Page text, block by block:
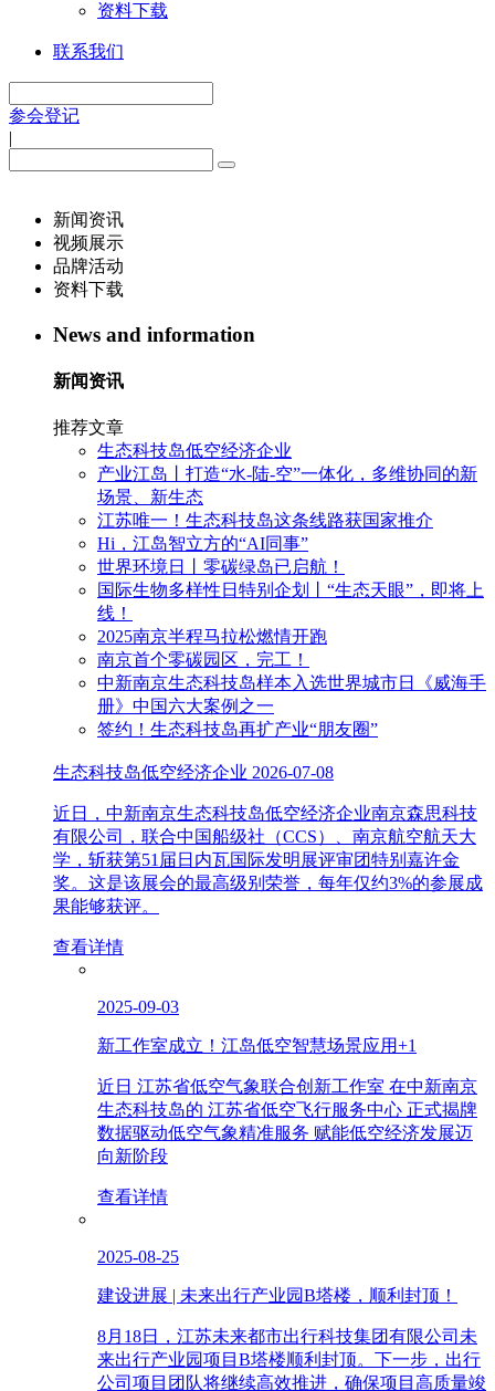
资料下载
联系我们
参会登记
|
新闻资讯
视频展示
品牌活动
资料下载
News and information
新闻资讯
推荐文章
生态科技岛低空经济企业
产业江岛丨打造“水-陆-空”一体化，多维协同的新
场景、新生态
江苏唯一！生态科技岛这条线路获国家推介
Hi，江岛智立方的“AI同事”
世界环境日丨零碳绿岛已启航！
国际生物多样性日特别企划丨“生态天眼”，即将上
线！
2025南京半程马拉松燃情开跑
南京首个零碳园区，完工！
中新南京生态科技岛样本入选世界城市日《威海手
册》中国六大案例之一
签约！生态科技岛再扩产业“朋友圈”
生态科技岛低空经济企业 2026-07-08
近日，中新南京生态科技岛低空经济企业南京森思科技
有限公司，联合中国船级社（CCS）、南京航空航天大
学，斩获第51届日内瓦国际发明展评审团特别嘉许金
奖。这是该展会的最高级别荣誉，每年仅约3%的参展成
果能够获评。
查看详情
2025-09-03
新工作室成立！江岛低空智慧场景应用+1
近日 江苏省低空气象联合创新工作室 在中新南京
生态科技岛的 江苏省低空飞行服务中心 正式揭牌
数据驱动低空气象精准服务 赋能低空经济发展迈
向新阶段
查看详情
2025-08-25
建设进展 | 未来出行产业园B塔楼，顺利封顶！
8月18日，江苏未来都市出行科技集团有限公司未
来出行产业园项目B塔楼顺利封顶。下一步，出行
公司项目团队将继续高效推进，确保项目高质量竣